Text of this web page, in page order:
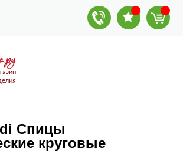
Спицы
круговые